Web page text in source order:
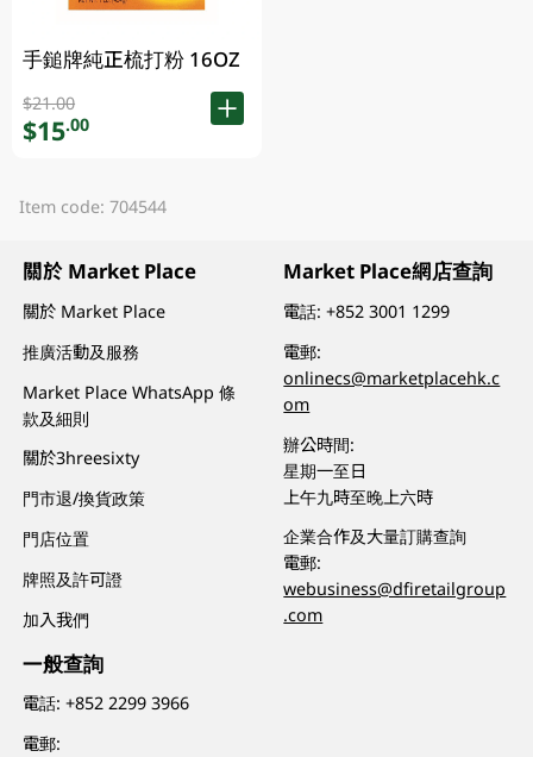
手鎚牌純正梳打粉 16OZ
$21.00
$15.00
Item code: 704544
關於 Market Place
關於 Market Place
推廣活動及服務
Market Place WhatsApp 條
款及細則
關於3hreesixty
門市退/換貨政策
門店位置
牌照及許可證
加入我們
一般查詢
電話:+852 2299 3966
電郵:
Market Place網店查詢
電話:+852 3001 1299
電郵:
onlinecs@marketplacehk.c
om
辦公時間:
星期一至日
上午九時至晚上六時
企業合作及大量訂購查詢
電郵:
webusiness@dfiretailgroup
.com